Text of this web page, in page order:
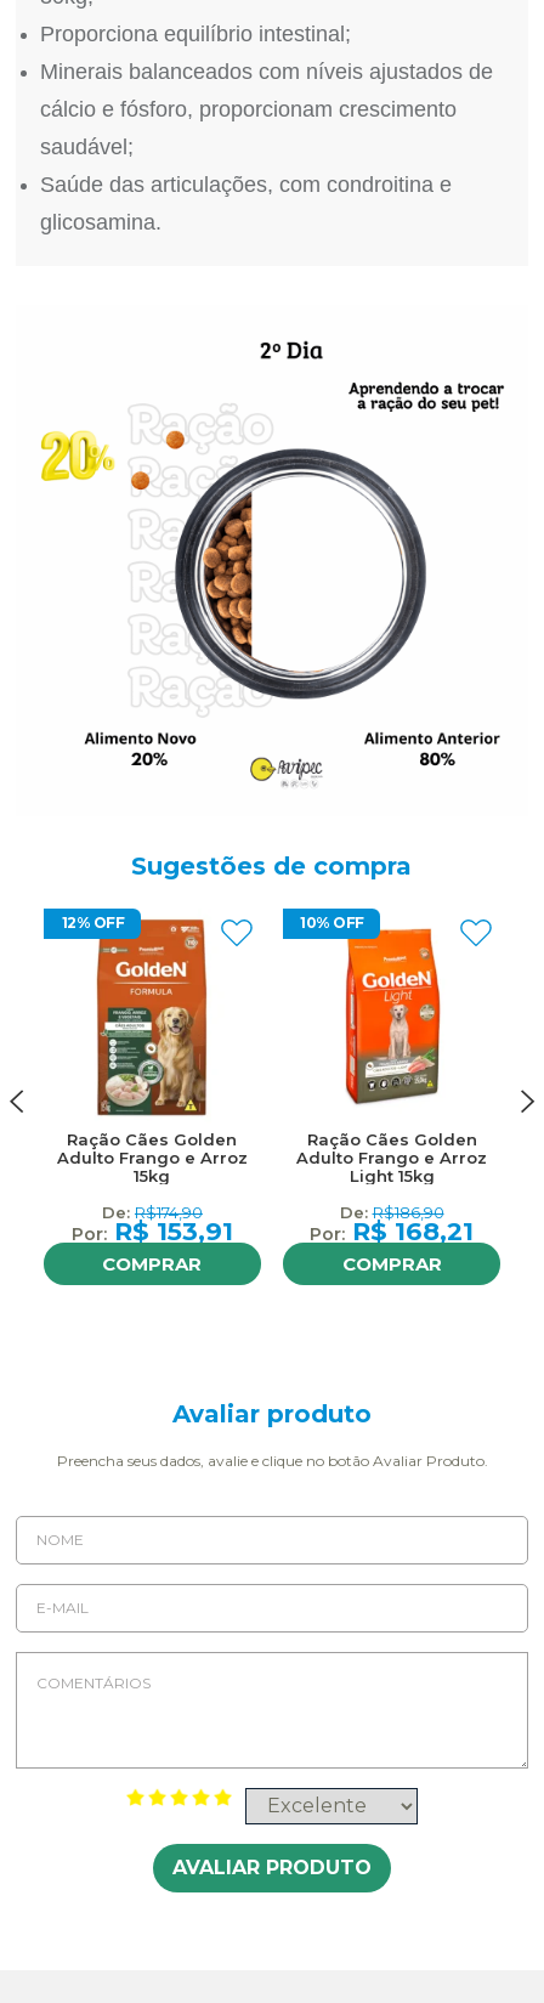
Proporciona equilíbrio intestinal;
Minerais balanceados com níveis ajustados de
cálcio e fósforo, proporcionam crescimento
saudável;
Saúde das articulações, com condroitina e
glicosamina.
Sugestões de compra
12% OFF
Ração Cães Golden
Adulto Frango e Arroz
15kg
R$174,90
R$ 153,91
COMPRAR
10% OFF
Ração Cães Golden
Adulto Frango e Arroz
Light 15kg
R$186,90
R$ 168,21
COMPRAR
Avaliar produto
Preencha seus dados, avalie e clique no botão Avaliar Produto.
AVALIAR PRODUTO